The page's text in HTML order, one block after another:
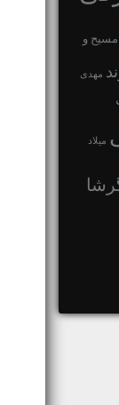
مسیح و
مهدی
میلاد